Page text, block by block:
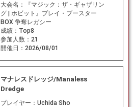
大会名：
『マジック：ザ・ギャザリン
グ | ホビット』プレイ・ブースター
BOX 争奪レガシー
成績： Top8
参加人数： 21
開催日： 2026/08/01
マナレスドレッジ/Manaless
Dredge
プレイヤー： Uchida Sho